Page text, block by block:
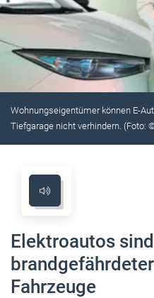
Wohnungseigentümer können E-
Tiefgarage nicht verhindern. (Foto:
Elektroautos
Fahrzeuge